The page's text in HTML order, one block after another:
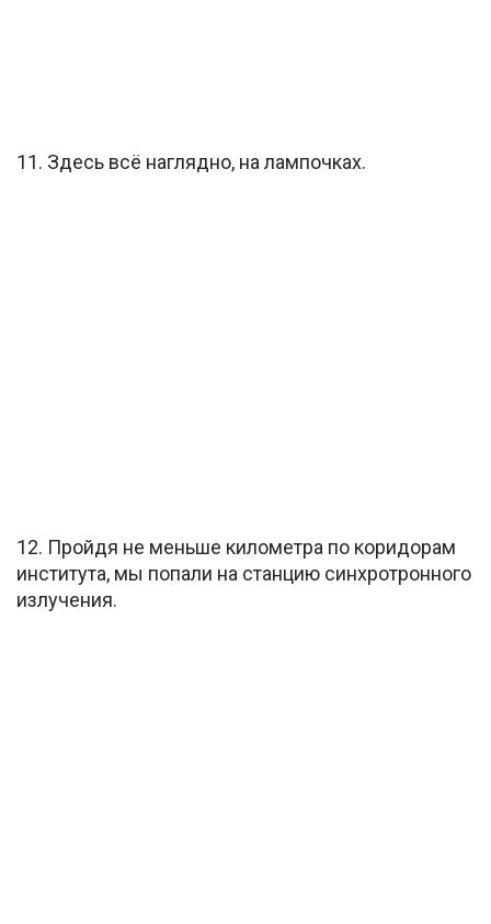
11. Здесь всё наглядно, на лампочках.
12. Пройдя не меньше километра по коридорам
института, мы попали на станцию синхротронного
излучения.